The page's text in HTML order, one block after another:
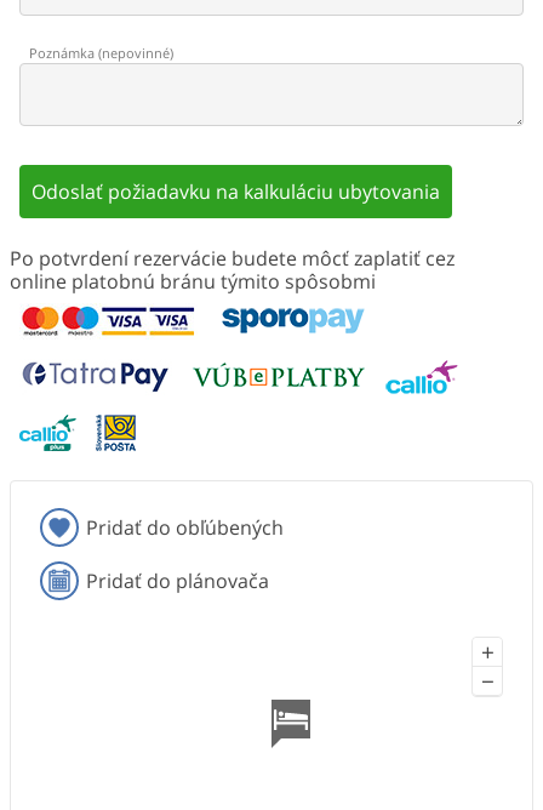
Poznámka (nepovinné)
Odoslať požiadavku na kalkuláciu ubytovania
Po potvrdení rezervácie budete môcť zaplatiť cez
online platobnú bránu týmito spôsobmi
Pridať do obľúbených
Pridať do plánovača
+
−